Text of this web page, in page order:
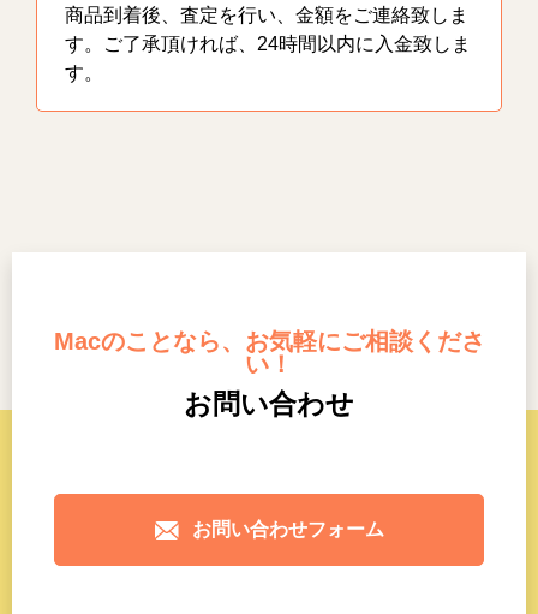
商品到着後、査定を行い、金額をご連絡致しま
す。ご了承頂ければ、24時間以内に入金致しま
す。
Macのことなら、お気軽にご相談くださ
い！
お問い合わせ
お問い合わせフォーム